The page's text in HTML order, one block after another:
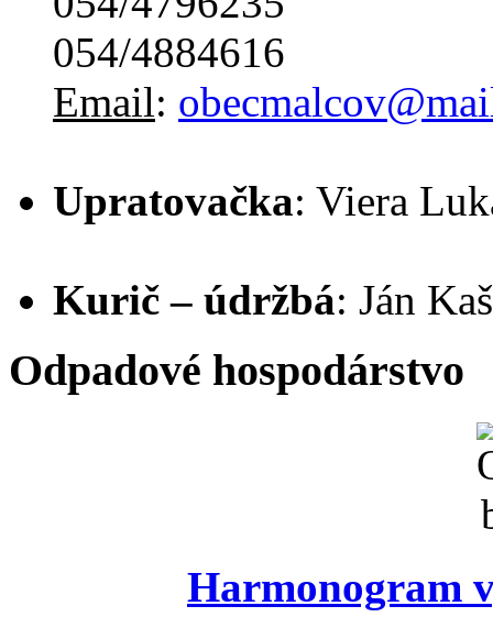
054/4884616
Email:
Upratovačka: Viera
Kurič – údržbá: Ján
Odpadové hospodárstvo
Harmonogram